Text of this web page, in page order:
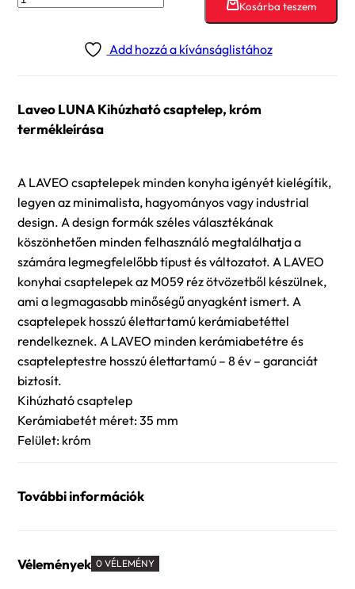
LUNA
Kosárba teszem
Add hozzá a kívánságlistához
Laveo LUNA Kihúzható csaptelep, króm
termékleírása
A LAVEO csaptelepek minden konyha igényét kielégítik,
legyen az minimalista, hagyományos vagy industrial
design. A design formák széles választékának
köszönhetően minden felhasználó megtalálhatja a
számára legmegfelelőbb típust és változatot. A LAVEO
konyhai csaptelepek az M059 réz ötvözetből készülnek,
ami a legmagasabb minőségű anyagként ismert. A
csaptelepek hosszú élettartamú kerámiabetéttel
rendelkeznek. A LAVEO minden kerámiabetétre és
csapteleptestre hosszú élettartamú – 8 év – garanciát
biztosít.
Kihúzható csaptelep
Kerámiabetét méret: 35 mm
Felület: króm
További információk
Vélemények 0 VÉLEMÉNY